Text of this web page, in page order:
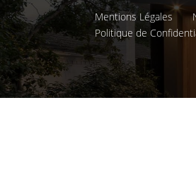
Mentions Légales
Politique de